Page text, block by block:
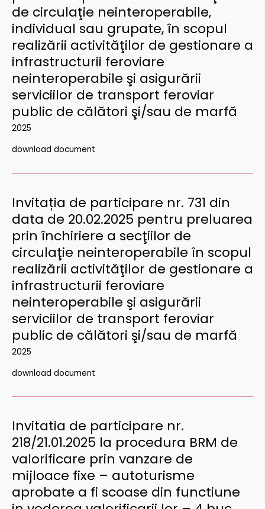
de circulaţie neinteroperabile,
individual sau grupate, în scopul
realizării activităţilor de gestionare a
infrastructurii feroviare
neinteroperabile şi asigurării
serviciilor de transport feroviar
public de călători şi/sau de marfă
2025
download document
Invitația de participare nr. 731 din
data de 20.02.2025 pentru preluarea
prin închiriere a secţiilor de
circulaţie neinteroperabile în scopul
realizării activităţilor de gestionare a
infrastructurii feroviare
neinteroperabile şi asigurării
serviciilor de transport feroviar
public de călători şi/sau de marfă
2025
download document
Invitatia de participare nr.
218/21.01.2025 la procedura BRM de
valorificare prin vanzare de
mijloace fixe – autoturisme
aprobate a fi scoase din functiune